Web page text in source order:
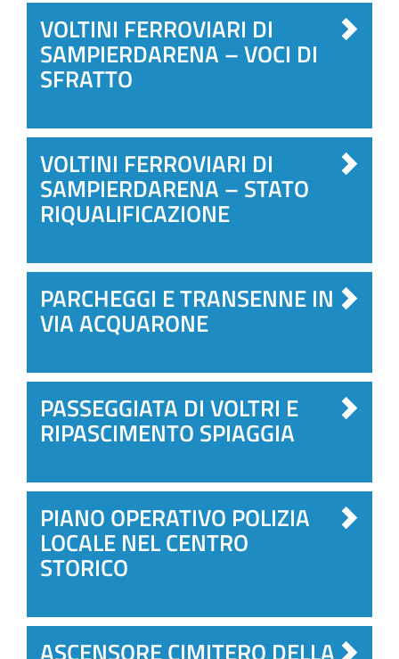
VOLTINI FERROVIARI DI
SAMPIERDARENA – VOCI DI
SFRATTO
VOLTINI FERROVIARI DI
SAMPIERDARENA – STATO
RIQUALIFICAZIONE
PARCHEGGI E TRANSENNE IN
VIA ACQUARONE
PASSEGGIATA DI VOLTRI E
RIPASCIMENTO SPIAGGIA
PIANO OPERATIVO POLIZIA
LOCALE NEL CENTRO
STORICO